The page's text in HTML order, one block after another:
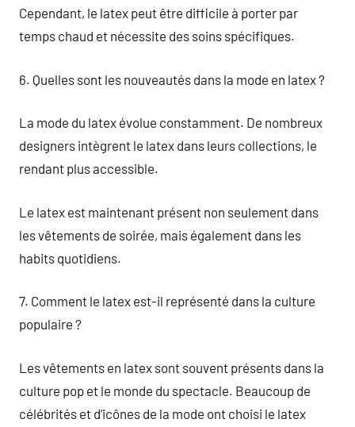
Cependant, le latex peut être difficile à porter par
temps chaud et nécessite des soins spécifiques.
6. Quelles sont les nouveautés dans la mode en latex ?
La mode du latex évolue constamment. De nombreux
designers intègrent le latex dans leurs collections, le
rendant plus accessible.
Le latex est maintenant présent non seulement dans
les vêtements de soirée, mais également dans les
habits quotidiens.
7. Comment le latex est-il représenté dans la culture
populaire ?
Les vêtements en latex sont souvent présents dans la
culture pop et le monde du spectacle. Beaucoup de
célébrités et d’icônes de la mode ont choisi le latex